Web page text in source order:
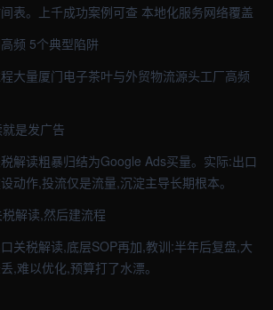
表。上千成功案例可查 本地化服务网络覆盖
频 5个典型陷阱
大量厦门电子茶叶与外贸物流源头工厂高频
是发广告
解读粗暴归结为Google Ads买量。实际:出口
动作,投流仅是流量,沉淀主导长期根本。
解读,然后建流程
关税解读,底层SOP再加,教训:半年后复盘,大
,难以优化,预算打了水漂。